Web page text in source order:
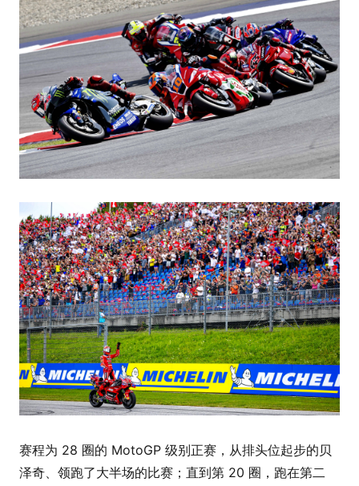
赛程为 28 圈的 MotoGP 级别正赛，从排头位起步的贝
泽奇、领跑了大半场的比赛；直到第 20 圈，跑在第二